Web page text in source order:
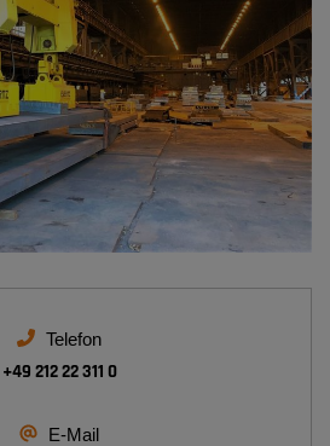
Telefon
+49 212 22 311 0
E-Mail